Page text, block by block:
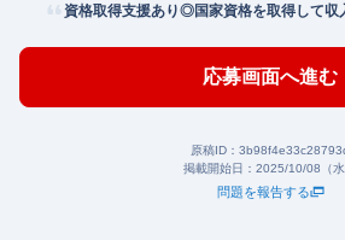
資格取得支援あり◎国家資格を取得して収
応募画面へ進む
原稿ID：
掲載開始日： 2025/10/08（水
問題を報告する